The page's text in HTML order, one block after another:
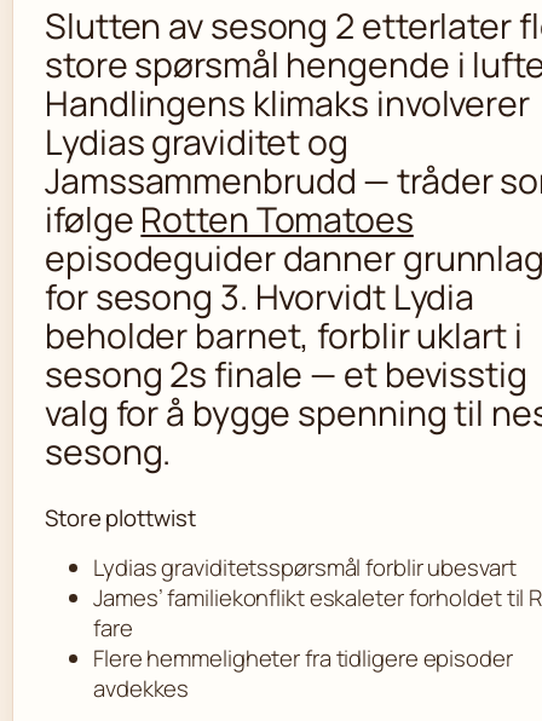
Slutten av sesong 2 etterlater
store spørsmål hengende i
Handlingens klimaks involverer
Lydias graviditet og
Jamssammenbrudd — tråder
ifølge Rotten Tomatoes
episodeguider danner
for sesong 3. Hvorvidt Lydia
beholder barnet, forblir uklart i
sesong 2s finale — et bevisstig
valg for å bygge spenning til
sesong.
Store plottwist
Lydias graviditetsspørsmål forblir ubesvart
James’ familiekonflikt eskaleter forholdet til
fare
Flere hemmeligheter fra tidligere episoder
avdekkes